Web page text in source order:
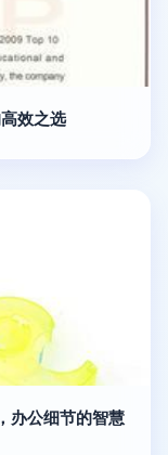
效之选
办公细节的智慧